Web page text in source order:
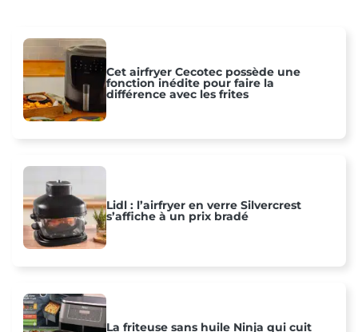
Cet airfryer Cecotec possède une
fonction inédite pour faire la
différence avec les frites
Lidl : l’airfryer en verre Silvercrest
s’affiche à un prix bradé
La friteuse sans huile Ninja qui cuit